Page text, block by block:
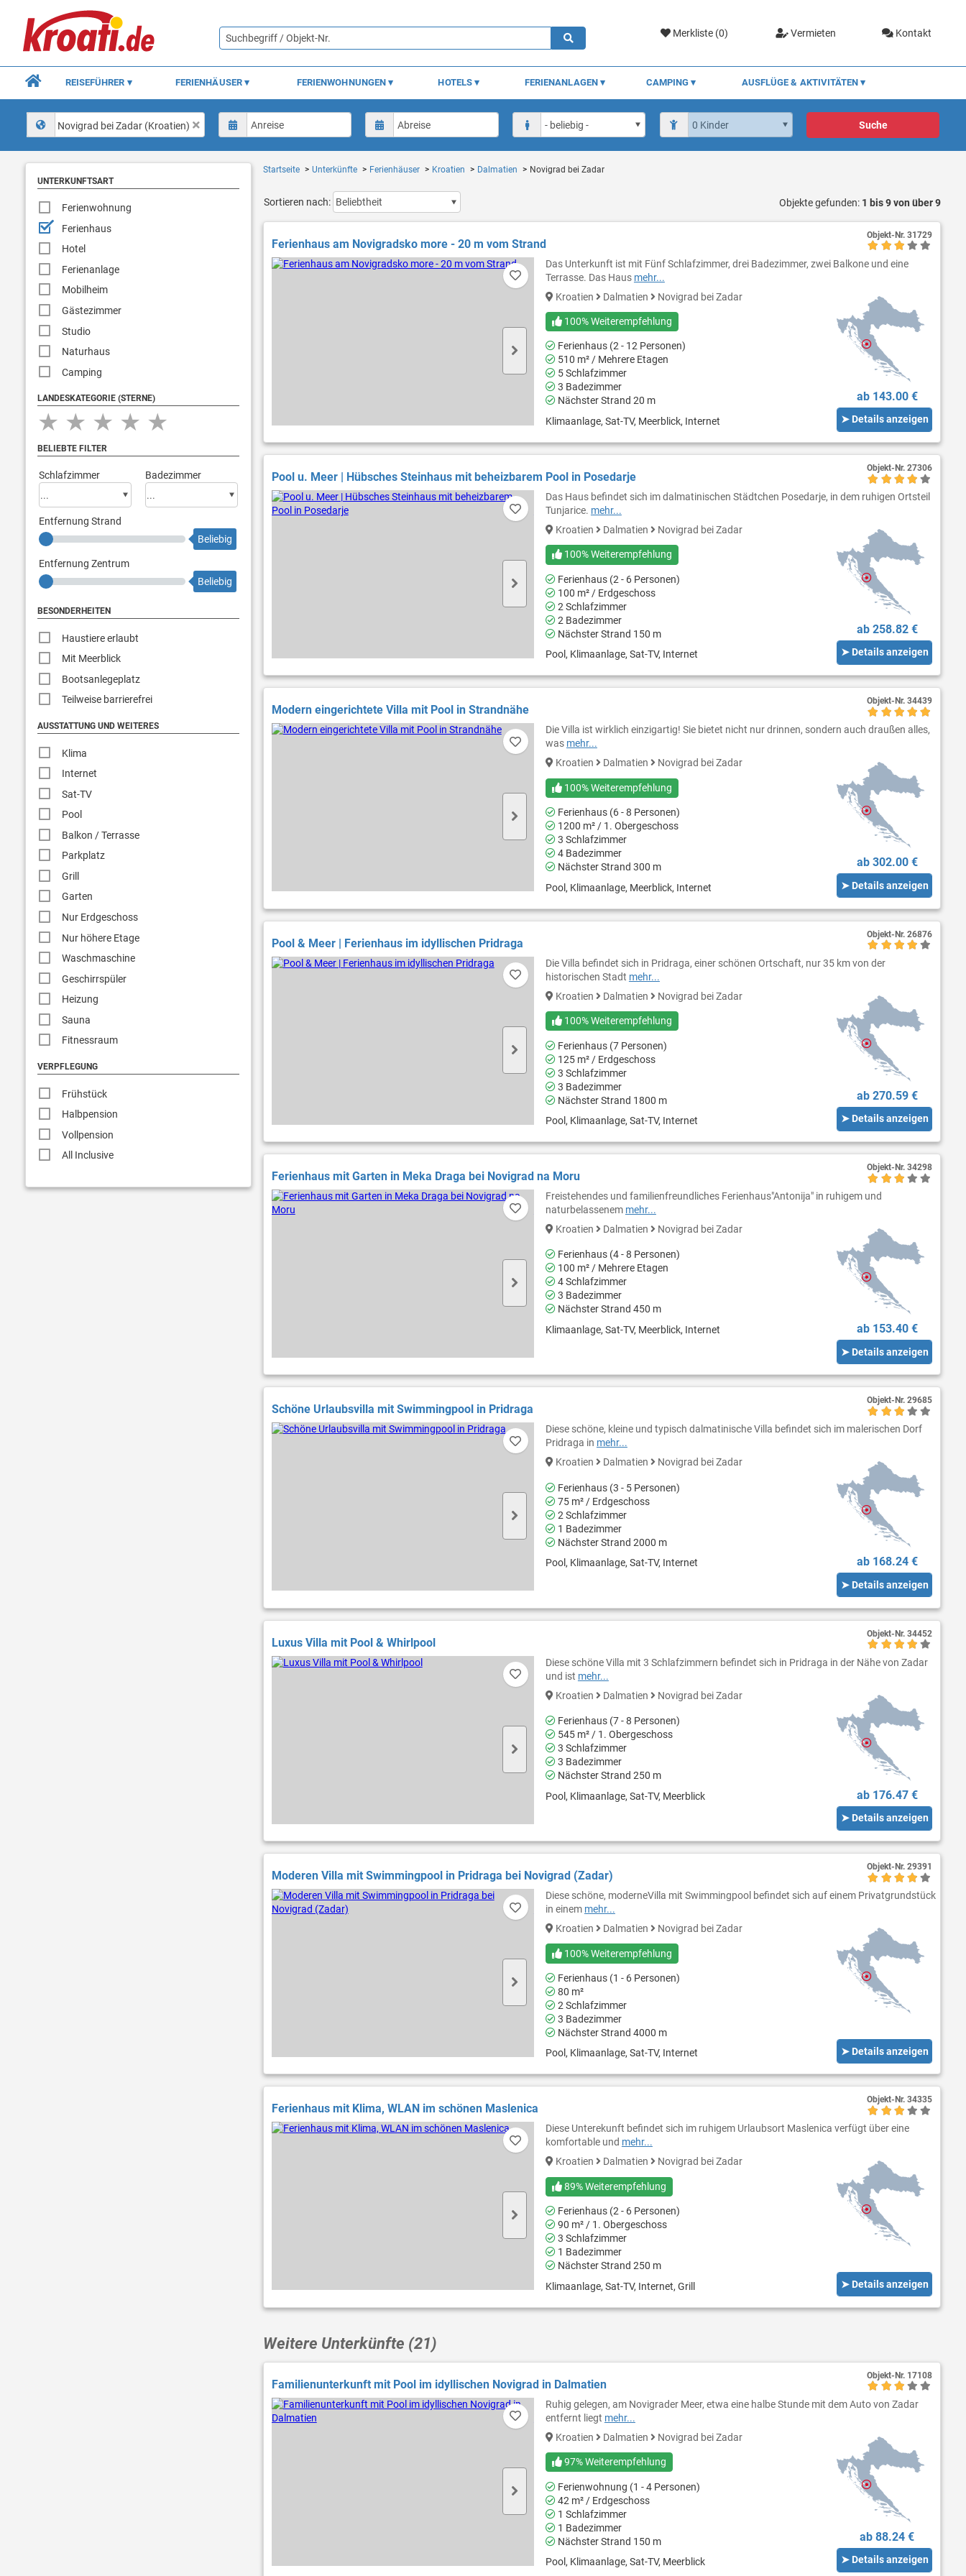
Merkliste (0) Vermieten Kontakt
REISEFÜHRER FERIENHÄUSER FERIENWOHNUNGEN HOTELS FERIENANLAGEN CAMPING AUSFLÜGE & AKTIVITÄTEN
Novigrad bei Zadar (Kroatien) Suche
UNTERKUNFTSART
Ferienwohnung
Ferienhaus
Hotel
Ferienanlage
Mobilheim
Gästezimmer
Studio
Naturhaus
Camping
LANDESKATEGORIE (STERNE)
★
★
★
★
★
BELIEBTE FILTER
Schlafzimmer Badezimmer
Entfernung Strand
Beliebig
Entfernung Zentrum
Beliebig
BESONDERHEITEN
Haustiere erlaubt
Mit Meerblick
Bootsanlegeplatz
Teilweise barrierefrei
AUSSTATTUNG UND WEITERES
Klima
Internet
Sat-TV
Pool
Balkon / Terrasse
Parkplatz
Grill
Garten
Nur Erdgeschoss
Nur höhere Etage
Waschmaschine
Geschirrspüler
Heizung
Sauna
Fitnessraum
VERPFLEGUNG
Frühstück
Halbpension
Vollpension
All Inclusive
Startseite Unterkünfte Ferienhäuser Kroatien Dalmatien Novigrad bei Zadar
Sortieren nach: Objekte gefunden: 1 bis 9 von über 9
Ferienhaus am Novigradsko more - 20 m vom Strand
Das Unterkunft ist mit Fünf Schlafzimmer, drei Badezimmer, zwei Balkone und eine
Terrasse. Das Haus mehr...
Kroatien
Dalmatien Novigrad bei Zadar
100% Weiterempfehlung
Ferienhaus (2 - 12 Personen)
510 m² / Mehrere Etagen
5 Schlafzimmer
3 Badezimmer
Nächster Strand 20 m
Klimaanlage, Sat-TV, Meerblick, Internet
ab 143.00 €
➤ Details anzeigen
Objekt-Nr. 31729
Pool u. Meer | Hübsches Steinhaus mit beheizbarem Pool in Posedarje
Das Haus befindet sich im dalmatinischen Städtchen Posedarje, in dem ruhigen Ortsteil
Tunjarice. mehr...
Kroatien
Dalmatien Novigrad bei Zadar
100% Weiterempfehlung
Ferienhaus (2 - 6 Personen)
100 m² / Erdgeschoss
2 Schlafzimmer
2 Badezimmer
Nächster Strand 150 m
Pool, Klimaanlage, Sat-TV, Internet
ab 258.82 €
➤ Details anzeigen
Objekt-Nr. 27306
Modern eingerichtete Villa mit Pool in Strandnähe
Die Villa ist wirklich einzigartig! Sie bietet nicht nur drinnen, sondern auch draußen alles,
was mehr...
Kroatien
Dalmatien Novigrad bei Zadar
100% Weiterempfehlung
Ferienhaus (6 - 8 Personen)
1200 m² / 1. Obergeschoss
3 Schlafzimmer
4 Badezimmer
Nächster Strand 300 m
Pool, Klimaanlage, Meerblick, Internet
ab 302.00 €
➤ Details anzeigen
Objekt-Nr. 34439
Pool & Meer | Ferienhaus im idyllischen Pridraga
Die Villa befindet sich in Pridraga, einer schönen Ortschaft, nur 35 km von der
historischen Stadt mehr...
Kroatien
Dalmatien Novigrad bei Zadar
100% Weiterempfehlung
Ferienhaus (7 Personen)
125 m² / Erdgeschoss
3 Schlafzimmer
3 Badezimmer
Nächster Strand 1800 m
Pool, Klimaanlage, Sat-TV, Internet
ab 270.59 €
➤ Details anzeigen
Objekt-Nr. 26876
Ferienhaus mit Garten in Meka Draga bei Novigrad na Moru
Freistehendes und familienfreundliches Ferienhaus"Antonija" in ruhigem und
naturbelassenem mehr...
Kroatien
Dalmatien Novigrad bei Zadar
Ferienhaus (4 - 8 Personen)
100 m² / Mehrere Etagen
4 Schlafzimmer
3 Badezimmer
Nächster Strand 450 m
Klimaanlage, Sat-TV, Meerblick, Internet
ab 153.40 €
➤ Details anzeigen
Objekt-Nr. 34298
Schöne Urlaubsvilla mit Swimmingpool in Pridraga
Diese schöne, kleine und typisch dalmatinische Villa befindet sich im malerischen Dorf
Pridraga in mehr...
Kroatien
Dalmatien Novigrad bei Zadar
Ferienhaus (3 - 5 Personen)
75 m² / Erdgeschoss
2 Schlafzimmer
1 Badezimmer
Nächster Strand 2000 m
Pool, Klimaanlage, Sat-TV, Internet
ab 168.24 €
➤ Details anzeigen
Objekt-Nr. 29685
Luxus Villa mit Pool & Whirlpool
Diese schöne Villa mit 3 Schlafzimmern befindet sich in Pridraga in der Nähe von Zadar
und ist mehr...
Kroatien
Dalmatien Novigrad bei Zadar
Ferienhaus (7 - 8 Personen)
545 m² / 1. Obergeschoss
3 Schlafzimmer
3 Badezimmer
Nächster Strand 250 m
Pool, Klimaanlage, Sat-TV, Meerblick
ab 176.47 €
➤ Details anzeigen
Objekt-Nr. 34452
Moderen Villa mit Swimmingpool in Pridraga bei Novigrad (Zadar)
Diese schöne, moderneVilla mit Swimmingpool befindet sich auf einem Privatgrundstück
in einem mehr...
Kroatien
Dalmatien Novigrad bei Zadar
100% Weiterempfehlung
Ferienhaus (1 - 6 Personen)
80 m²
2 Schlafzimmer
3 Badezimmer
Nächster Strand 4000 m
Pool, Klimaanlage, Sat-TV, Internet
➤ Details anzeigen
Objekt-Nr. 29391
Ferienhaus mit Klima, WLAN im schönen Maslenica
Diese Unterekunft befindet sich im ruhigem Urlaubsort Maslenica verfügt über eine
komfortable und mehr...
Kroatien
Dalmatien Novigrad bei Zadar
89% Weiterempfehlung
Ferienhaus (2 - 6 Personen)
90 m² / 1. Obergeschoss
3 Schlafzimmer
1 Badezimmer
Nächster Strand 250 m
Klimaanlage, Sat-TV, Internet, Grill
➤ Details anzeigen
Objekt-Nr. 34335
Weitere Unterkünfte (21)
Familienunterkunft mit Pool im idyllischen Novigrad in Dalmatien
Ruhig gelegen, am Novigrader Meer, etwa eine halbe Stunde mit dem Auto von Zadar
entfernt liegt mehr...
Kroatien
Dalmatien Novigrad bei Zadar
97% Weiterempfehlung
Ferienwohnung (1 - 4 Personen)
42 m² / Erdgeschoss
1 Schlafzimmer
1 Badezimmer
Nächster Strand 150 m
Pool, Klimaanlage, Sat-TV, Meerblick
ab 88.24 €
➤ Details anzeigen
Objekt-Nr. 17108